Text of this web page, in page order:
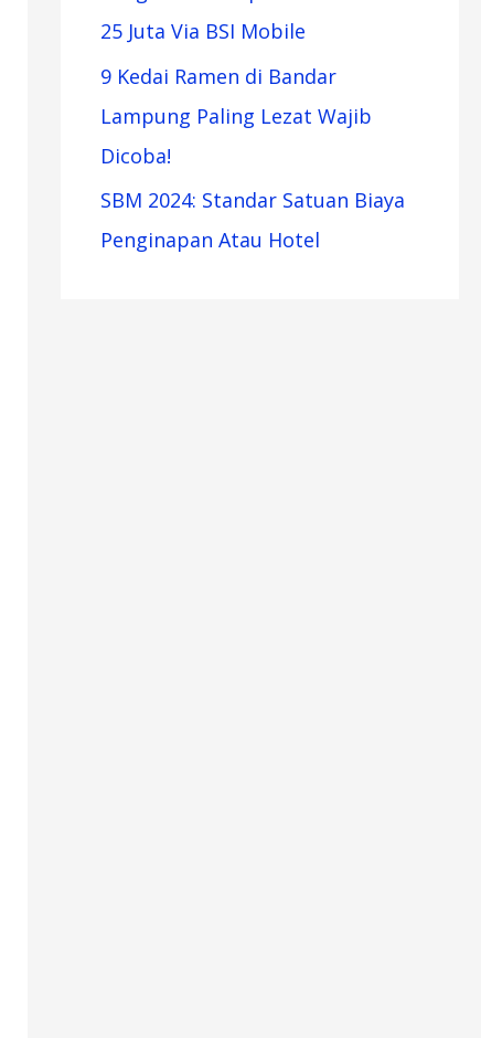
25 Juta Via BSI Mobile
9 Kedai Ramen di Bandar
Lampung Paling Lezat Wajib
Dicoba!
SBM 2024: Standar Satuan Biaya
Penginapan Atau Hotel